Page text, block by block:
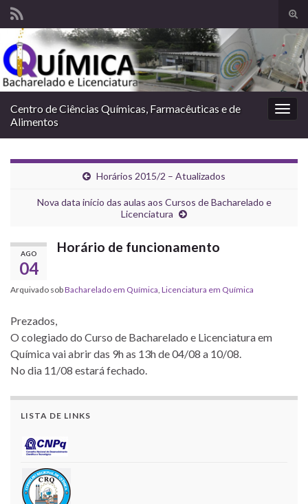
de
Search for:
Centro de Ciências Químicas, Farmacêuticas e de
Alimentos
Horários 2015/2 – Atualizados
Nova data início das aulas aos Cursos de Bacharelado e
Licenciatura
AGO
04
Horário de funcionamento
Arquivado sobBacharelado em Química, Licenciatura em Química
Prezados,
O colegiado do Curso de Bacharelado e Licenciatura em
Química vai abrir das 9h as 13h de 04/08 a 10/08.
No dia 11/08 estará fechado.
LISTA DE LINKS